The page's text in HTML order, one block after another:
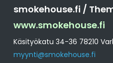
smokehouse.fi /
www.smokehouse.fi
Käsityökatu 34-36 78210
myynti@smokehouse.fi